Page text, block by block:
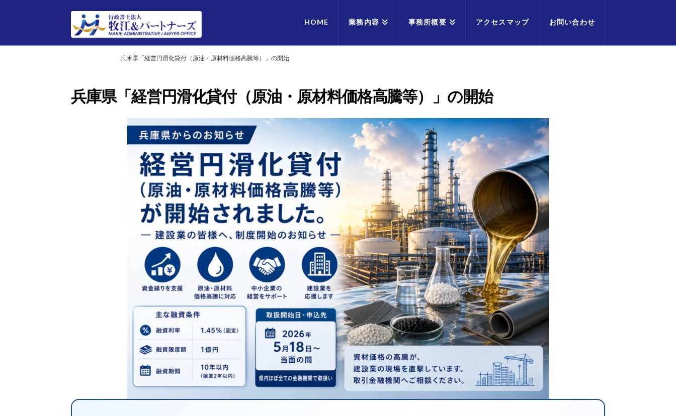
HOME 業務内容 事務所概要 アクセスマップ お問い合わせ
兵庫県「経営円滑化貸付（原油・原材料価格高騰等）」の開始
兵庫県「経営円滑化貸付（原油・原材料価格高騰等）」の開始